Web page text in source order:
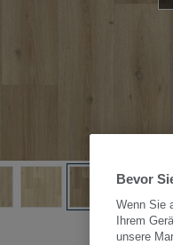
Alle
Bevor
Wenn Sie
Ihrem
unsere